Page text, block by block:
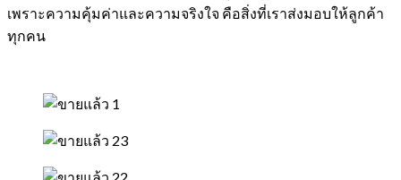
เพราะความคุ้มค่าและความจริงใจ คือสิ่งที่เราส่งมอบให้ลูกค้า
ทุกคน